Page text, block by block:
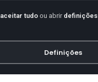
aceitar tudo ou abrir definições
Definições